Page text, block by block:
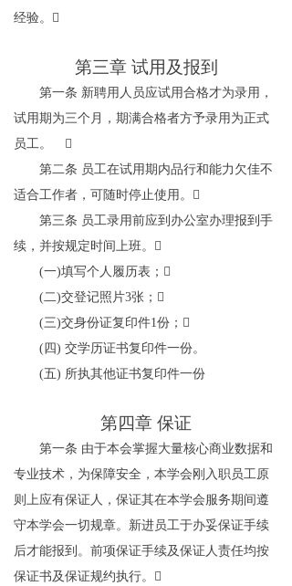
经验。

第三章 试用及报到
第一条 新聘用人员应试用合格才为录用，
试用期为三个月，期满合格者方予录用为正式
员工。

第二条 员工在试用期内品行和能力欠佳不
适合工作者，可随时停止使用。

第三条 员工录用前应到办公室办理报到手
续，并按规定时间上班。

(一)填写个人履历表； 
(二)交登记照片3张； 
(三)交身份证复印件1份； 
(四) 交学历证书复印件一份。
(五) 所执其他证书复印件一份
第四章 保证
第一条 由于本会掌握大量核心商业数据和
专业技术，为保障安全，本学会刚入职员工原
则上应有保证人，保证其在本学会服务期间遵
守本学会一切规章。新进员工于办妥保证手续
后才能报到。前项保证手续及保证人责任均按
保证书及保证规约执行。
